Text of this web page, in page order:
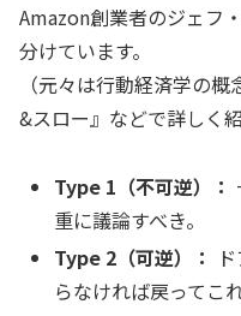
Amazon創業者のジェフ
分けています。
（元々は行動経済学の
&スロー』などで詳しく
Type 1（不可逆）：
重に議論すべき。
Type 2（可逆）：
らなければ戻ってこれ